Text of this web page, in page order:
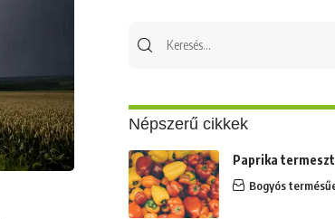
Népszerű cikkek
Paprika
Bogyós